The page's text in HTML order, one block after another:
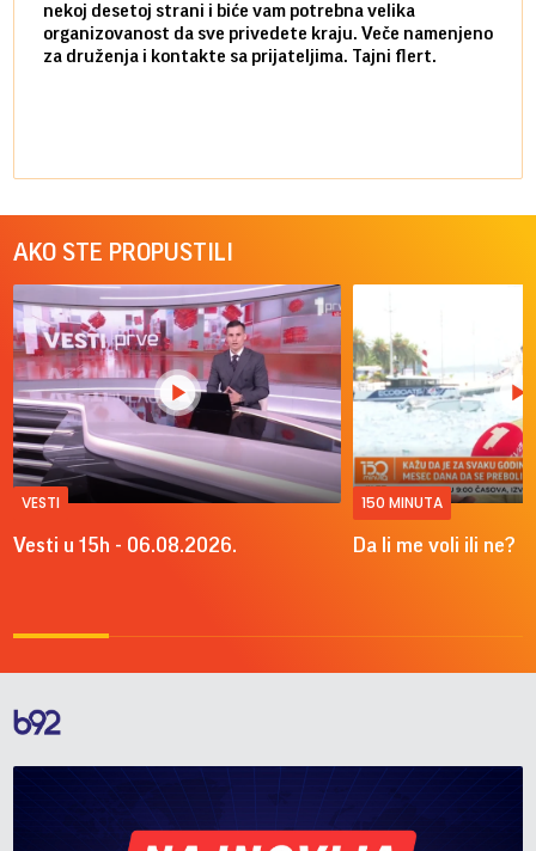
nekoj desetoj strani i biće vam potrebna velika
organizovanost da sve privedete kraju. Veče namenjeno
za druženja i kontakte sa prijateljima. Tajni flert.
AKO STE PROPUSTILI
VESTI
Vesti u 15h - 06.08.2026.
150 MINUTA
Da li me voli ili ne?